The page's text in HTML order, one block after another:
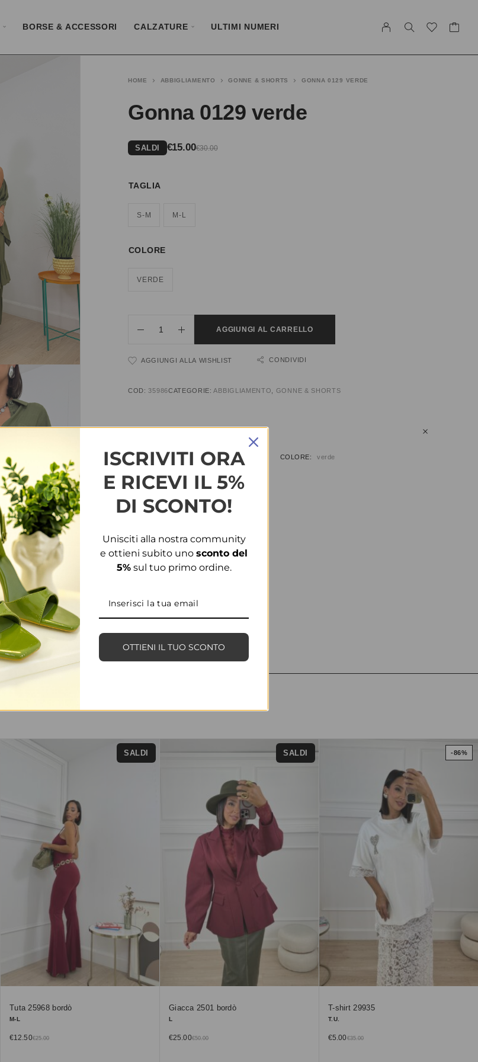
BORSE & ACCESSORI CALZATURE ULTIMI NUMERI
HOME ABBIGLIAMENTO GONNE & SHORTS GONNA 0129 VERDE
Gonna 0129 verde
SALDI €30.00
€15.00
TAGLIA
S-M M-L
COLORE
VERDE
AGGIUNGI AL CARRELLO
AGGIUNGI ALLA WISHLIST CONDIVIDI
COD:35986CATEGORIE:ABBIGLIAMENTO GONNE & SHORTS
INFORMAZIONI AGGIUNTIVE
TAGLIA S-M, M-L COLORE verde
SALDI
Tuta 25968 bordò
M-L
€ 25.00
€12.50
SALDI
Giacca 2501 bordò
L
€50.00
€25.00
-86%
T-shirt 29935
T.U.
€35.00
€5.00
ISCRIVITI ORA
E RICEVI IL 5%
DI SCONTO!
Unisciti alla nostra community
e ottieni subito uno sconto del
5%sul tuo primo ordine.
OTTIENI IL TUO SCONTO